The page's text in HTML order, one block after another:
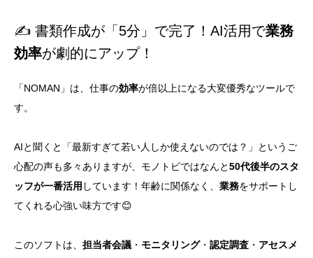
✍️ 書類作成が「5分」で完了！AI活用で業務
効率が劇的にアップ！
「NOMAN」は、仕事の効率が倍以上になる大変優秀なツールで
す。
AIと聞くと「最新すぎて若い人しか使えないのでは？」というご
心配の声も多々ありますが、モノトビではなんと50代後半のスタ
ッフが一番活用 しています！年齢に関係なく、 業務をサポートし
てくれる心強い味方です😊
このソフトは、 担当者会議 ・ モニタリング・ 認定調査 ・ アセスメ